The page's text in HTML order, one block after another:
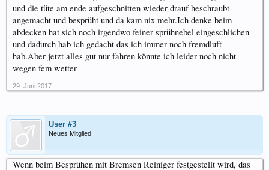
und die tüte am ende aufgeschnitten wieder drauf heschraubt
angemacht und besprüht und da kam nix mehr.Ich denke beim
abdecken hat sich noch irgendwo feiner sprühnebel eingeschlichen
und dadurch hab ich gedacht das ich immer noch fremdluft
hab.Aber jetzt alles gut nur fahren könnte ich leider noch nicht
wegen fem wetter
29. Juni 2017
User #3
Neues Mitglied
Wenn beim Besprühen mit Bremsen Reiniger festgestellt wird, das